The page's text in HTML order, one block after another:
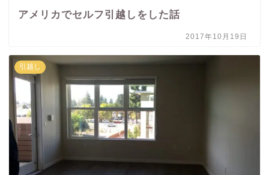
アメリカでセルフ引越しをした話
2017年10月19日
引越し